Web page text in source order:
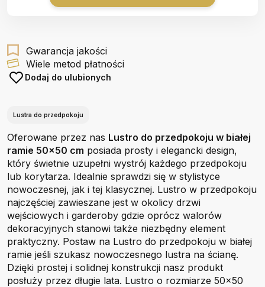
Gwarancja jakości
Wiele metod płatności
Dodaj do ulubionych
Lustra do przedpokoju
Oferowane przez nas Lustro do przedpokoju w białej
ramie 50x50 cm posiada prosty i elegancki design,
który świetnie uzupełni wystrój każdego przedpokoju
lub korytarza. Idealnie sprawdzi się w stylistyce
nowoczesnej, jak i tej klasycznej. Lustro w przedpokoju
najczęściej zawieszane jest w okolicy drzwi
wejściowych i garderoby gdzie oprócz walorów
dekoracyjnych stanowi także niezbędny element
praktyczny. Postaw na Lustro do przedpokoju w białej
ramie jeśli szukasz nowoczesnego lustra na ścianę.
Dzięki prostej i solidnej konstrukcji nasz produkt
posłuży przez długie lata. Lustro o rozmiarze 50x50